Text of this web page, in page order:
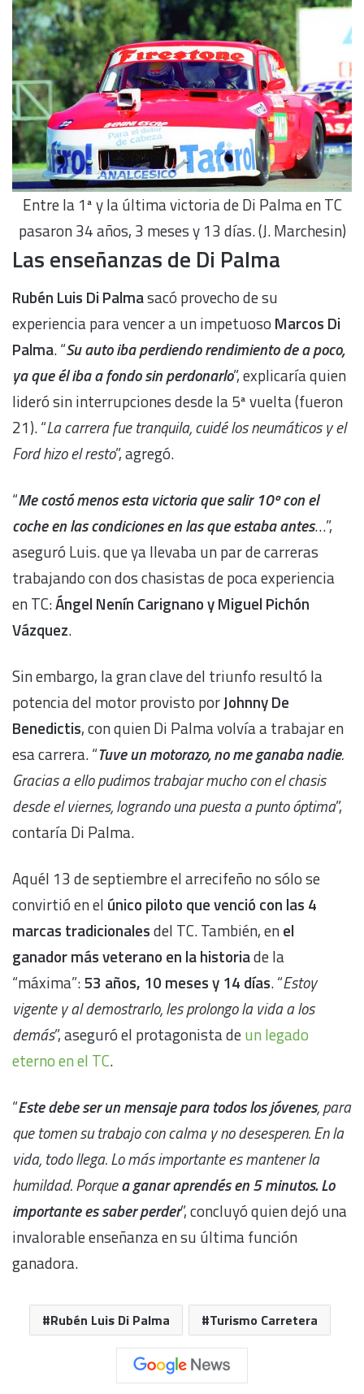
Entre la 1ª y la última victoria de Di Palma en TC
pasaron 34 años, 3 meses y 13 días. (J. Marchesin)
Las enseñanzas de Di Palma
Rubén Luis Di Palmasacó provecho de su
experiencia para vencer a un impetuoso Marcos Di
Palma. “Su auto iba perdiendo rendimiento de a poco,
ya que él iba a fondo sin perdonarlo”, explicaría quien
lideró sin interrupciones desde la 5ª vuelta (fueron
21). “La carrera fue tranquila, cuidé los neumáticos y el
Ford hizo el resto”, agregó.
“Me costó menos esta victoria que salir 10º con el
coche en las condiciones en las que estaba antes…”,
aseguró Luis. que ya llevaba un par de carreras
trabajando con dos chasistas de poca experiencia
en TC:Ángel Nenín Carignano y Miguel Pichón
Vázquez.
Sin embargo, la gran clave del triunfo resultó la
potencia del motor provisto porJohnny De
Benedictis, con quien Di Palma volvía a trabajar en
esa carrera. “Tuve un motorazo, no me ganaba nadie.
Gracias a ello pudimos trabajar mucho con el chasis
desde el viernes, logrando una puesta a punto óptima”,
contaría Di Palma.
Aquél 13 de septiembre el arrecifeño no sólo se
convirtió en el único piloto que venció con las 4
marcas tradicionalesdel TC. También, enel
ganador más veterano en la historiade la
“máxima”:53 años, 10 meses y 14 días. “Estoy
vigente y al demostrarlo, les prolongo la vida a los
demás”, aseguró el protagonista deun legado
eterno en el TC.
“Este debe ser un mensaje para todos los jóvenes, para
que tomen su trabajo con calma y no desesperen. En la
vida, todo llega. Lo más importante es mantener la
humildad. Porquea ganar aprendés en 5 minutos. Lo
importante es saber perder”, concluyó quien dejó una
invalorable enseñanza en su última función
ganadora.
Rubén Luis Di Palma Turismo Carretera